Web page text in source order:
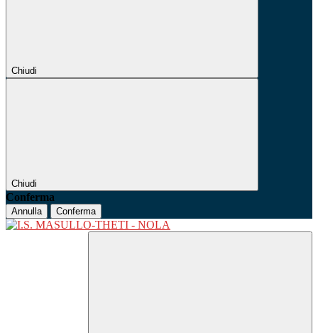
Chiudi
Chiudi
Conferma
Annulla Conferma